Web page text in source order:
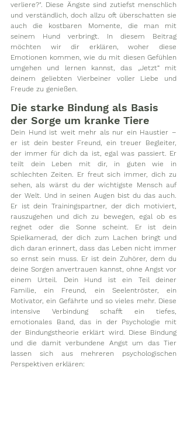
verliere?". Diese Ängste sind zutiefst menschlich
und verständlich, doch allzu oft überschatten sie
auch die kostbaren Momente, die man mit
seinem Hund verbringt. In diesem Beitrag
möchten wir dir erklären, woher diese
Emotionen kommen, wie du mit diesen Gefühlen
umgehen und lernen kannst, das „Jetzt“ mit
deinem geliebten Vierbeiner voller Liebe und
Freude zu genießen.
Die starke Bindung als Basis
der Sorge um kranke Tiere
Dein Hund ist weit mehr als nur ein Haustier –
er ist dein bester Freund, ein treuer Begleiter,
der immer für dich da ist, egal was passiert. Er
teilt dein Leben mit dir, in guten wie in
schlechten Zeiten. Er freut sich immer, dich zu
sehen, als wärst du der wichtigste Mensch auf
der Welt. Und in seinen Augen bist du das auch.
Er ist dein Trainingspartner, der dich motiviert,
rauszugehen und dich zu bewegen, egal ob es
regnet oder die Sonne scheint. Er ist dein
Spielkamerad, der dich zum Lachen bringt und
dich daran erinnert, dass das Leben nicht immer
so ernst sein muss. Er ist dein Zuhörer, dem du
deine Sorgen anvertrauen kannst, ohne Angst vor
einem Urteil. Dein Hund ist ein Teil deiner
Familie, ein Freund, ein Seelentröster, ein
Motivator, ein Gefährte und so vieles mehr. Diese
intensive Verbindung schafft ein tiefes,
emotionales Band, das in der Psychologie mit
der Bindungstheorie erklärt wird. Diese Bindung
und die damit verbundene Angst um das Tier
lassen sich aus mehreren psychologischen
Perspektiven erklären: